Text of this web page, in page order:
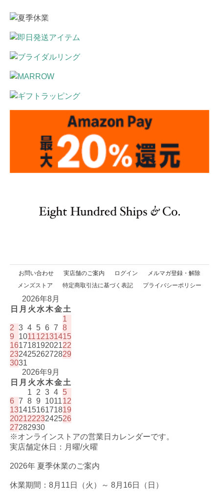
お問い合わせ 実店舗のご案内 ログイン
メルマガ登録・解除
メンズストア
特定商取引法に基づく表記 プライバシーポリシー
2026年8月
日 月 火 水木金土
1
2 3 4 5 6 7 8
9
101112131415
16171819202122
23242526272829
3031
2026年9月
日 月 火 水木金土
1
2 3 4 5
6 7 8 9 101112
13141516171819
20212223242526
27282930
※オンラインストアの営業日カレンダーです。
実店舗定休日：月曜/火曜
2026年 夏季休業のご案内
休業期間：8月11日（火）～ 8月16日（日）